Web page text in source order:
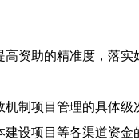
资助的精准度，落
制项目管理的具体
设项目等各渠道资金